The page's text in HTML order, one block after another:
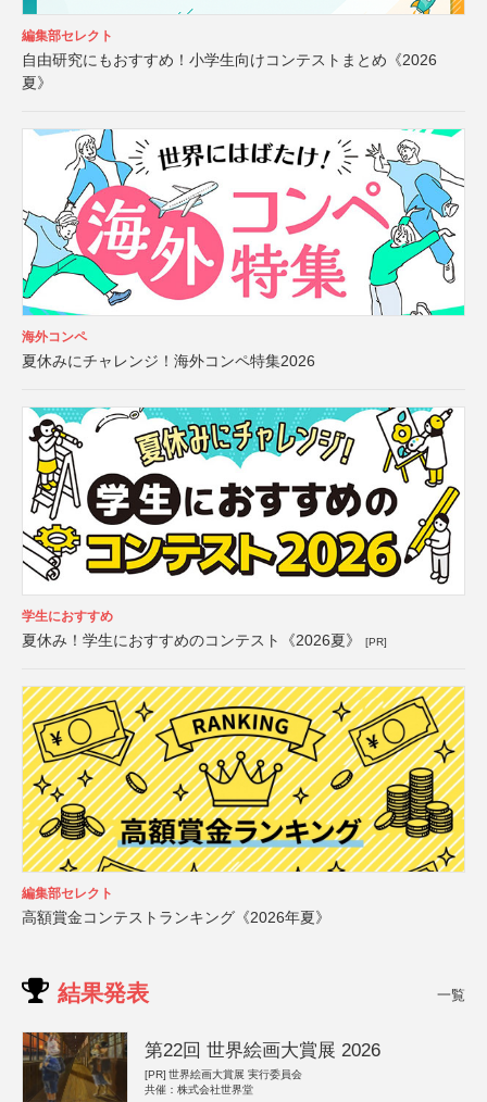
編集部セレクト
自由研究にもおすすめ！小学生向けコンテストまとめ《2026
夏》
海外コンペ
夏休みにチャレンジ！海外コンペ特集2026
学生におすすめ
夏休み！学生におすすめのコンテスト《2026夏》 [PR]
編集部セレクト
高額賞金コンテストランキング《2026年夏》
結果発表 一覧
第22回 世界絵画大賞展 2026
[PR] 世界絵画大賞展 実行委員会
共催：株式会社世界堂